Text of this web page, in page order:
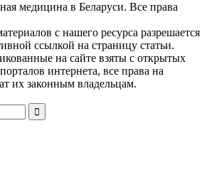
медицина в Беларуси. Все права
с нашего ресурса разрешается
ссылкой на страницу статьи.
на сайте взяты с открытых
интернета, все права на
их законным владельцам.